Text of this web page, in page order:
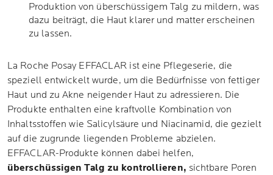
Produktion von überschüssigem Talg zu mildern, was
dazu beiträgt, die Haut klarer und matter erscheinen
zu lassen.
La Roche Posay EFFACLAR ist eine Pflegeserie, die
speziell entwickelt wurde, um die Bedürfnisse von fettiger
Haut und zu Akne neigender Haut zu adressieren. Die
Produkte enthalten eine kraftvolle Kombination von
Inhaltsstoffen wie Salicylsäure und Niacinamid, die gezielt
auf die zugrunde liegenden Probleme abzielen.
EFFACLAR-Produkte können dabei helfen,
überschüssigen Talg zu kontrollieren, sichtbare Poren